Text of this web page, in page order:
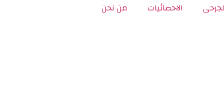
الاحصائيات من نحن